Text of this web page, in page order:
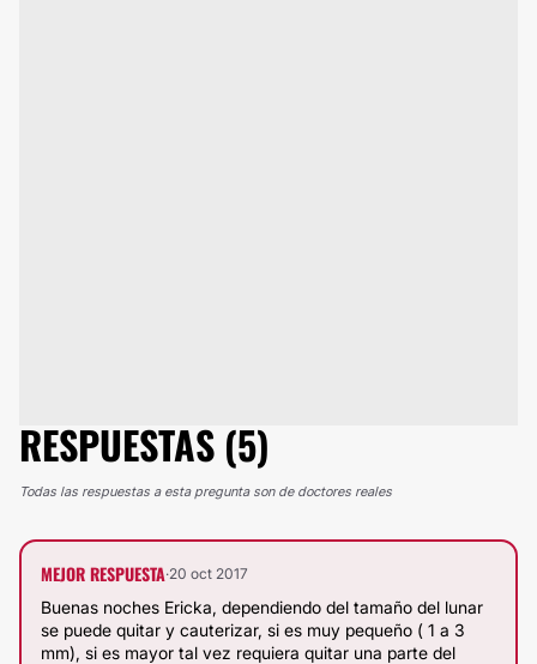
RESPUESTAS (5)
Todas las respuestas a esta pregunta son de doctores reales
MEJOR RESPUESTA·20 oct 2017
Buenas noches Ericka, dependiendo del tamaño del lunar
se puede quitar y cauterizar, si es muy pequeño ( 1 a 3
mm), si es mayor tal vez requiera quitar una parte del